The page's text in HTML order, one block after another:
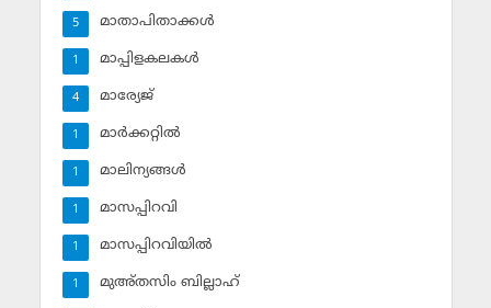
മാതാപിതാക്കള്‍
5
മാപ്പിളകലകള്‍
1
മാര്യേജ്
4
മാര്‍ക്കറ്റില്‍
1
മാലിന്യങ്ങള്‍
1
മാസപ്പിറവി
1
മാസപ്പിറവിയില്‍
1
മുഅ്തസിം ബില്ലാഹ്
1